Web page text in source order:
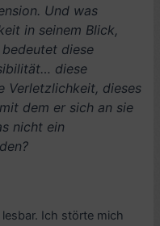
Und was
in seinem Blick,
diese
diese
Verletzlichkeit, dieses
dem er sich an sie
nicht ein
Ich störte mich